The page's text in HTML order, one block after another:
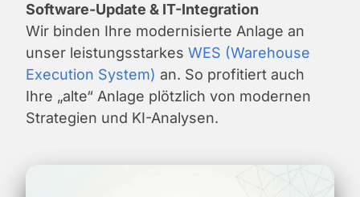
Software-Update & IT-Integration
Wir binden Ihre modernisierte Anlage an
unser leistungsstarkes WES (Warehouse
Execution System) an. So profitiert auch
Ihre „alte“ Anlage plötzlich von modernen
Strategien und KI-Analysen.